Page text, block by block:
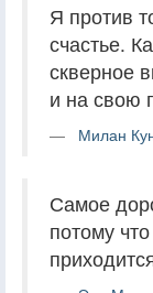
Я против
счастье.
скверное
и на свою
Милан
Самое
потому